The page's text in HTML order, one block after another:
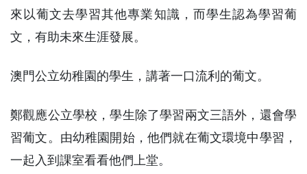
來以葡文去學習其他專業知識，而學生認為學習葡
文，有助未來生涯發展。
澳門公立幼稚園的學生，講著一口流利的葡文。
鄭觀應公立學校，學生除了學習兩文三語外，還會學
習葡文。由幼稚園開始，他們就在葡文環境中學習，
一起入到課室看看他們上堂。